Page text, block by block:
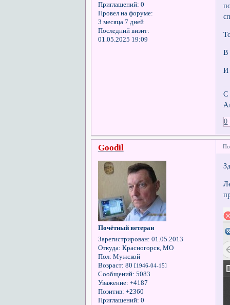
Приглашений: 0
Провел на форуме:
3 месяца 7 дней
Последний визит:
01.05.2025 19:09
В
И
С
0
Goodil
Почётный ветеран
Зарегистрирован: 01.05.2013
Откуда: Красногорск, МО
Пол: Мужской
Возраст: 80 [1946-04-15]
Сообщений: 5083
Уважение: +4187
Позитив: +2360
Приглашений: 0